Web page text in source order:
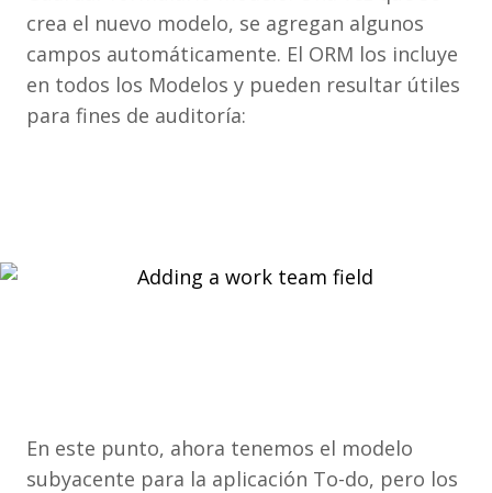
crea el nuevo modelo, se agregan algunos
campos automáticamente. El ORM los incluye
en todos los Modelos y pueden resultar útiles
para fines de auditoría:
En este punto, ahora tenemos el modelo
subyacente para la aplicación To-do, pero los